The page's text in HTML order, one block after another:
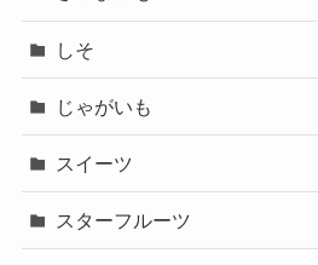
しそ
じゃがいも
スイーツ
スターフルーツ